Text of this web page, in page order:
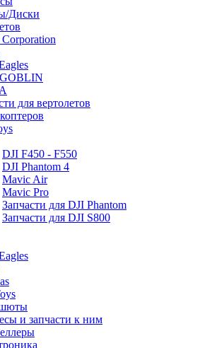
Диски
для вертолетов
DJI F450 - F550
DJI Phantom 4
Mavic Air
Mavic Pro
Запчасти для DJI Phantom
Запчасти для DJI S800
и запчасти к ним